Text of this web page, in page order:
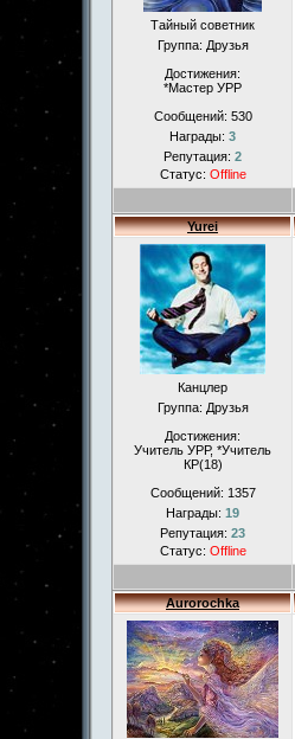
Тайный советник
Группа: Друзья
Достижения:
*Мастер УРР
Сообщений: 530
Награды: 3
Репутация: 2
Статус: Offline
Yurei
Канцлер
Группа: Друзья
Достижения:
Учитель УРР, *Учитель
КР(18)
Сообщений: 1357
Награды: 19
Репутация: 23
Статус: Offline
Aurorochka